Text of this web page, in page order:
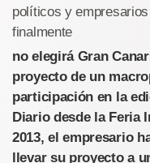
políticos y
finalmente
no elegirá Gran
proyecto de un
participación en la
Diario desde la Feria
2013, el empresario
llevar su proyecto a